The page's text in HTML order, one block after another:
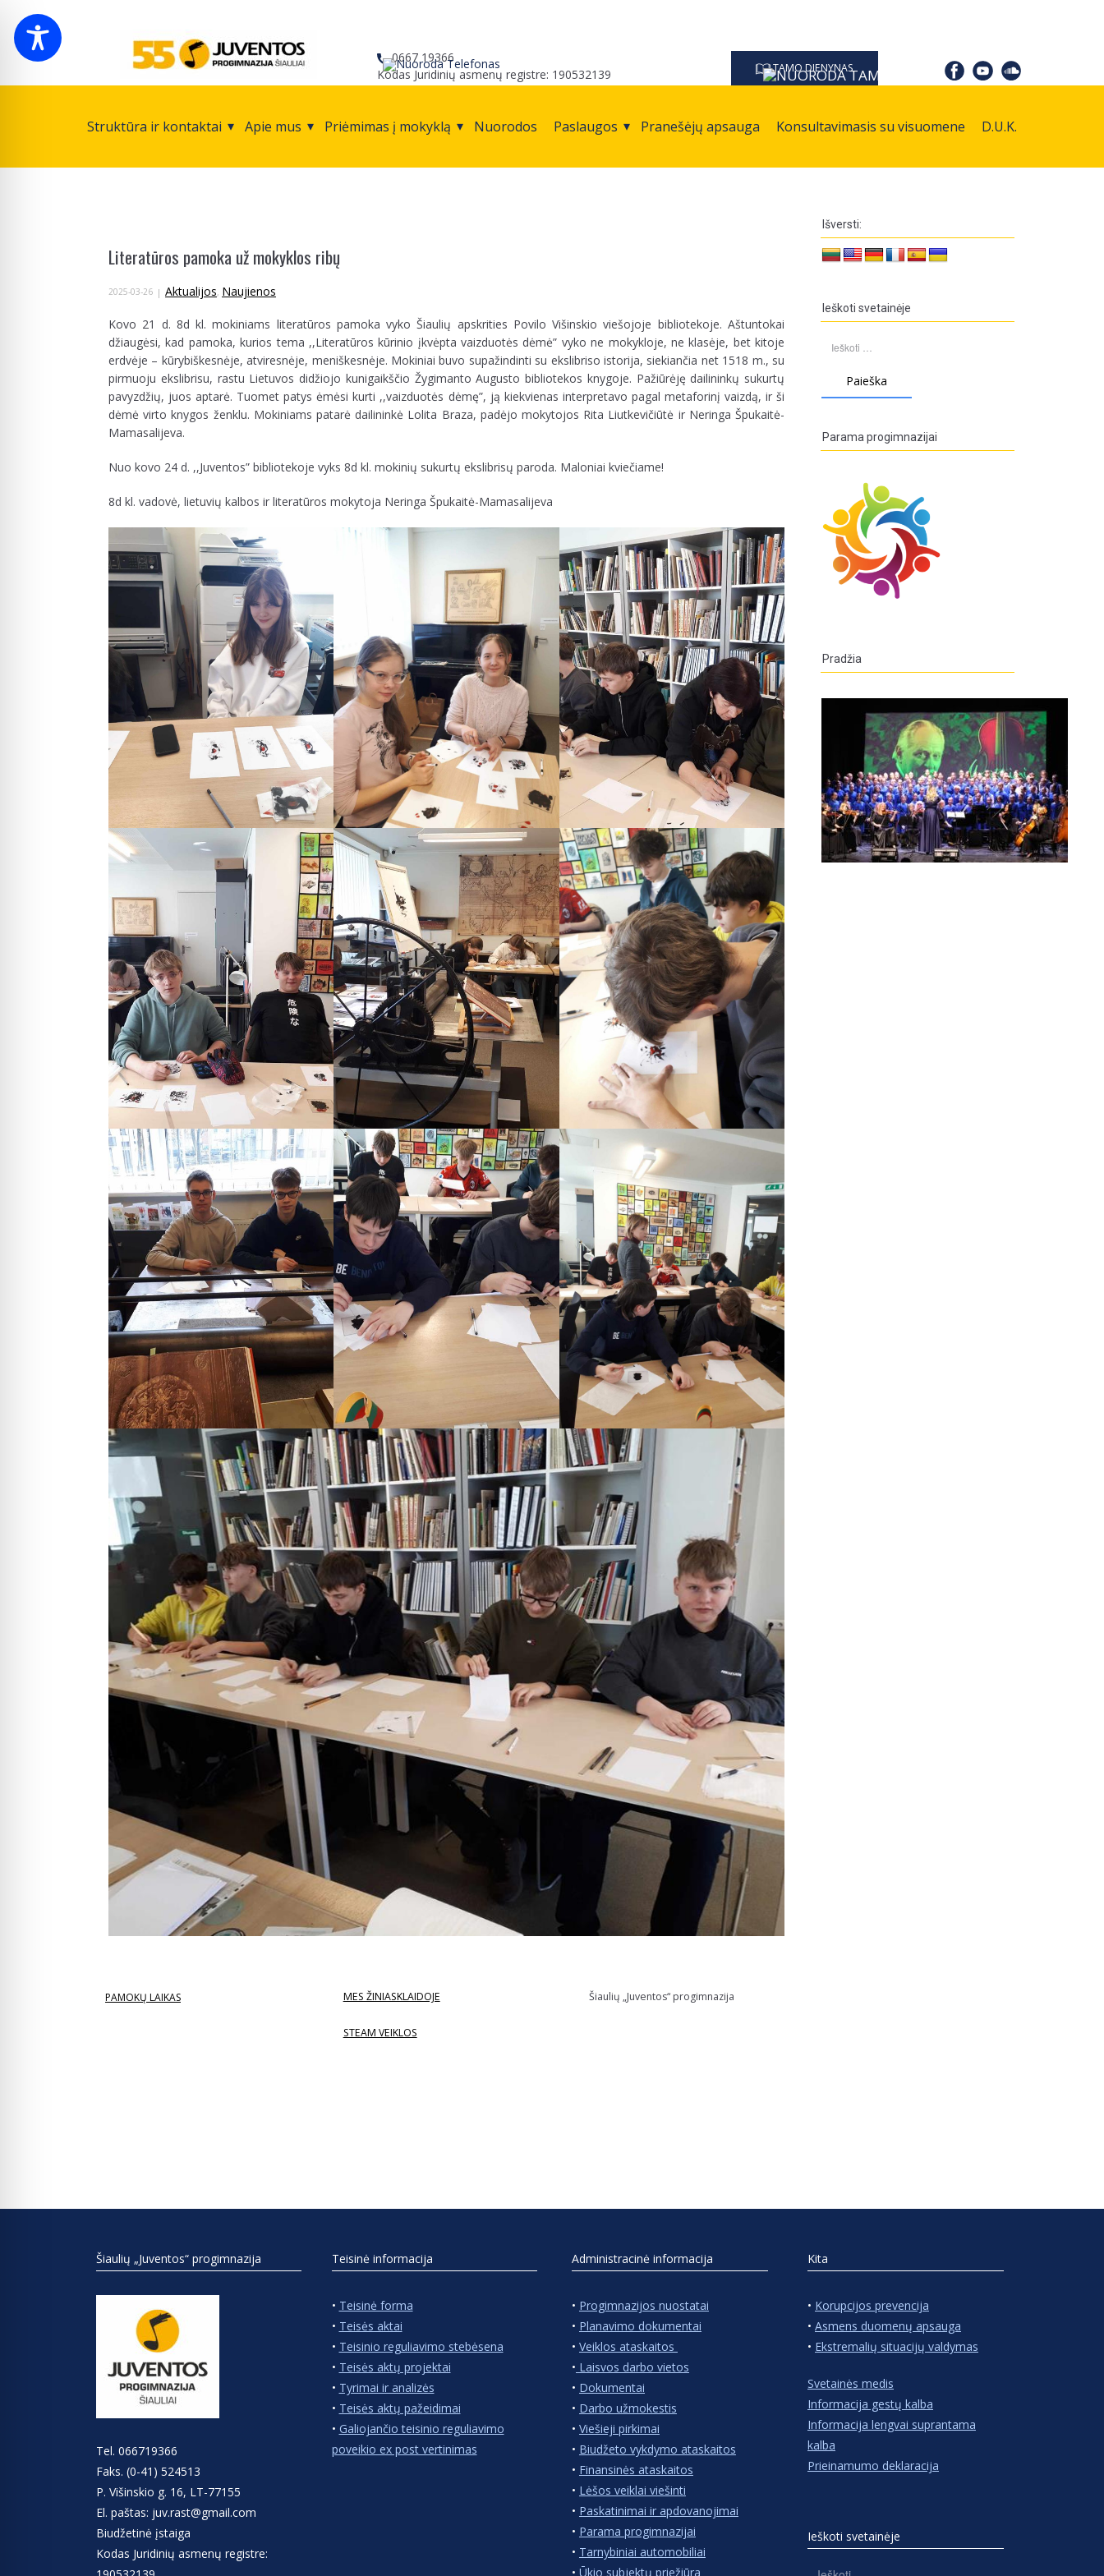
TAMO DIENYNAS
0667 19366
Kodas Juridinių asmenų registre: 190532139
Struktūra ir kontaktai Apie mus Priėmimas į mokyklą Nuorodos Paslaugos Pranešėjų apsauga Konsultavimasis su visuomene D.U.K.
Literatūros pamoka už mokyklos ribų
2025-03-26 Aktualijos, Naujienos
Kovo 21 d. 8d kl. mokiniams literatūros pamoka vyko Šiaulių apskrities Povilo Višinskio viešojoje bibliotekoje. Aštuntokai
džiaugėsi, kad pamoka, kurios tema ,,Literatūros kūrinio įkvėpta vaizduotės dėmė” vyko ne mokykloje, ne klasėje, bet kitoje
erdvėje – kūrybiškesnėje, atviresnėje, meniškesnėje. Mokiniai buvo supažindinti su ekslibriso istorija, siekiančia net 1518 m., su
pirmuoju ekslibrisu, rastu Lietuvos didžiojo kunigaikščio Žygimanto Augusto bibliotekos knygoje. Pažiūrėję dailininkų sukurtų
pavyzdžių, juos aptarė. Tuomet patys ėmėsi kurti ,,vaizduotės dėmę”, ją kiekvienas interpretavo pagal metaforinį vaizdą, ir ši
dėmė virto knygos ženklu. Mokiniams patarė dailininkė Lolita Braza, padėjo mokytojos Rita Liutkevičiūtė ir Neringa Špukaitė-
Mamasalijeva.
Nuo kovo 24 d. ,,Juventos” bibliotekoje vyks 8d kl. mokinių sukurtų ekslibrisų paroda. Maloniai kviečiame!
8d kl. vadovė, lietuvių kalbos ir literatūros mokytoja Neringa Špukaitė-Mamasalijeva
PAMOKŲ LAIKAS MES ŽINIASKLAIDOJE
STEAM VEIKLOS
Šiaulių „Juventos“ progimnazija
Išversti:
Ieškoti svetainėje
Parama progimnazijai
Pradžia
Šiaulių „Juventos“ progimnazija
Tel. 066719366
Faks. (0-41) 524513
P. Višinskio g. 16, LT-77155
El. paštas: juv.rast@gmail.com
Biudžetinė įstaiga
Kodas Juridinių asmenų registre:
Teisinė informacija
• Teisinė forma
• Teisės aktai
• Teisinio reguliavimo stebėsena
• Teisės aktų projektai
• Tyrimai ir analizės
• Teisės aktų pažeidimai
• Galiojančio teisinio reguliavimo
poveikio ex post vertinimas
Administracinė informacija
• Progimnazijos nuostatai
• Planavimo dokumentai
• Veiklos ataskaitos
• Laisvos darbo vietos
• Dokumentai
• Darbo užmokestis
• Viešieji pirkimai
• Biudžeto vykdymo ataskaitos
• Finansinės ataskaitos
• Lėšos veiklai viešinti
• Paskatinimai ir apdovanojimai
• Parama progimnazijai
• Tarnybiniai automobiliai
• Ūkio subjektų priežiūra
Kita
• Korupcijos prevencija
• Asmens duomenų apsauga
• Ekstremalių situacijų valdymas
Svetainės medis
Informacija gestų kalba
Informacija lengvai suprantama
kalba
Prieinamumo deklaracija
Ieškoti svetainėje